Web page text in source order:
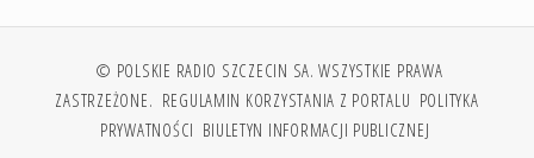
© POLSKIE RADIO SZCZECIN SA. WSZYSTKIE PRAWA
ZASTRZEŻONE. REGULAMIN KORZYSTANIA Z PORTALU POLITYKA
PRYWATNOŚCI BIULETYN INFORMACJI PUBLICZNEJ